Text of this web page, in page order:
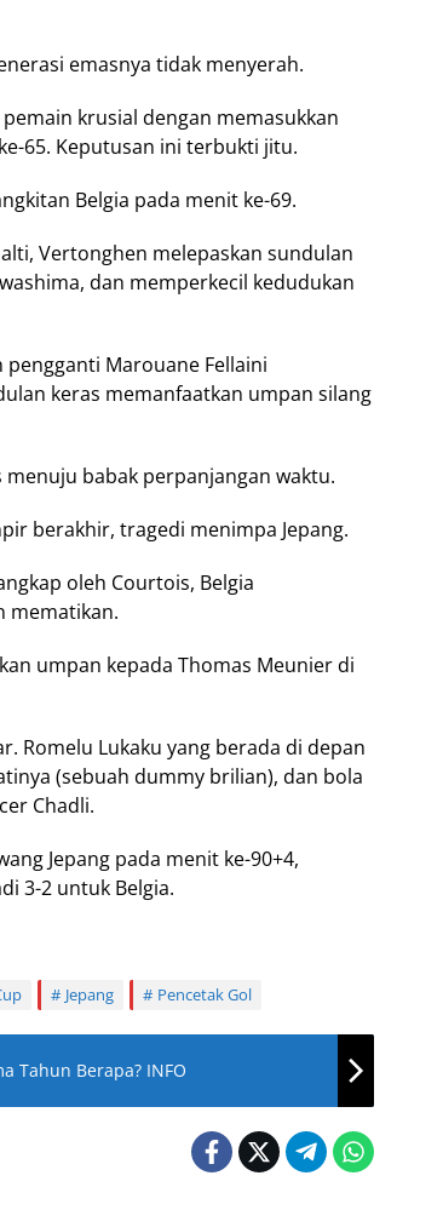
emasnya tidak menyerah.
krusial dengan memasukkan
65. Keputusan ini terbukti jitu.
Belgia pada menit ke-69.
Vertonghen melepaskan sundulan
dan memperkecil kedudukan
Marouane Fellaini
keras memanfaatkan umpan silang
babak perpanjangan waktu.
berakhir, tragedi menimpa Jepang.
oleh Courtois, Belgia
mematikan.
umpan kepada Thomas Meunier di
Romelu Lukaku yang berada di depan
(sebuah dummy brilian), dan bola
Chadli.
Jepang pada menit ke-90+4,
3-2 untuk Belgia.
Jepang Pencetak Gol
Tahun Berapa? INFO